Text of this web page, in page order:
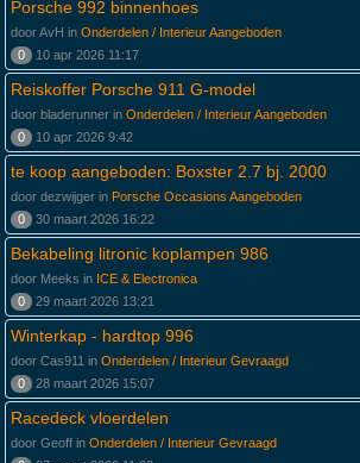
Porsche 992 binnenhoes
door AvH in Onderdelen / Interieur Aangeboden
0
10 apr 2026 11:17
Reiskoffer Porsche 911 G-model
door bladerunner in Onderdelen / Interieur Aangeboden
0
10 apr 2026 9:42
te koop aangeboden: Boxster 2.7 bj. 2000
door dezwijger in Porsche Occasions Aangeboden
0
30 maart 2026 16:22
Bekabeling litronic koplampen 986
door Meeks in ICE & Electronica
0
29 maart 2026 13:21
Winterkap - hardtop 996
door Cas911 in Onderdelen / Interieur Gevraagd
0
28 maart 2026 15:07
Racedeck vloerdelen
door Geoff in Onderdelen / Interieur Gevraagd